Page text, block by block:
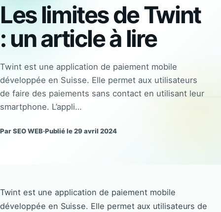
Les limites de Twint
: un article à lire
Twint est une application de paiement mobile
développée en Suisse. Elle permet aux utilisateurs
de faire des paiements sans contact en utilisant leur
smartphone. L’appli…
Par SEO WEB·Publié le 29 avril 2024
Twint est une application de paiement mobile
développée en Suisse. Elle permet aux utilisateurs de